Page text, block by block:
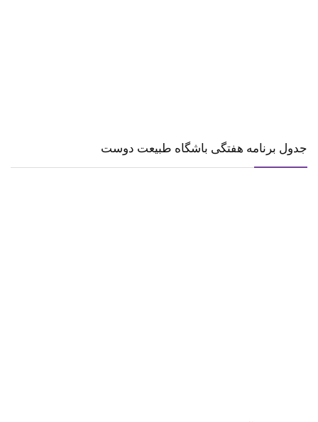
جدول برنامه هفتگی باشگاه طبیعت دوست